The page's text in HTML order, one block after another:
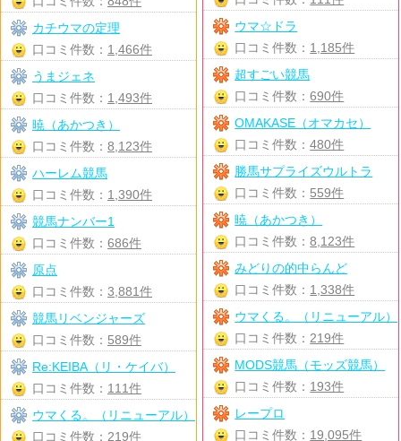
ウマ☆ドラ
口コミ件数： 1,185件
超すごい競馬
口コミ件数：690件
OMAKASE（オマカセ）
口コミ件数：480件
勝馬サプライズウルトラ
口コミ件数： 559件
暁（あかつき）
口コミ件数：8,123件
みどりの的中らんど
口コミ件数： 1,338件
ウマくる。（リニューアル）
口コミ件数： 219件
MODS競馬（モッズ競馬）
口コミ件数： 193件
レープロ
口コミ件数： 19,095件
カチウマの定理
口コミ件数： 1,466件
うまジェネ
口コミ件数： 1,493件
暁（あかつき）
口コミ件数： 8,123件
ハーレム競馬
口コミ件数： 1,390件
競馬ナンバー1
口コミ件数： 686件
原点
口コミ件数： 3,881件
競馬リベンジャーズ
口コミ件数： 589件
Re:KEIBA（リ・ケイバ）
口コミ件数： 111件
ウマくる。（リニューアル）
口コミ件数： 219件